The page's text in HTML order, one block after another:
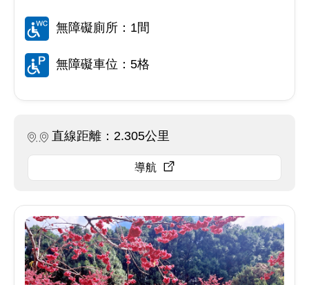
無障礙廁所：1間
無障礙車位：5格
直線距離：2.305公里
導航